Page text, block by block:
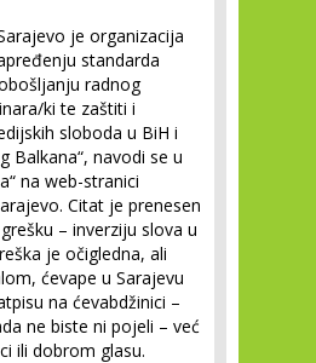
je organizacija
standarda
radnog
ki te zaštiti i
sloboda u BiH i
Balkana“, navodi se u
na web-stranici
Citat je prenesen
– inverziju slova u
je očigledna, ali
ćevape u Sarajevu
na ćevabdžinici –
ne biste ni pojeli – već
ili dobrom glasu.